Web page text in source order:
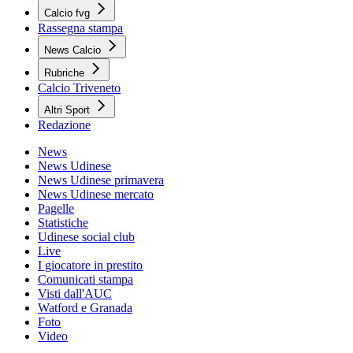
Calcio fvg
Rassegna stampa
News Calcio
Rubriche
Calcio Triveneto
Altri Sport
Redazione
News
News Udinese
News Udinese primavera
News Udinese mercato
Pagelle
Statistiche
Udinese social club
Live
I giocatore in prestito
Comunicati stampa
Visti dall'AUC
Watford e Granada
Foto
Video